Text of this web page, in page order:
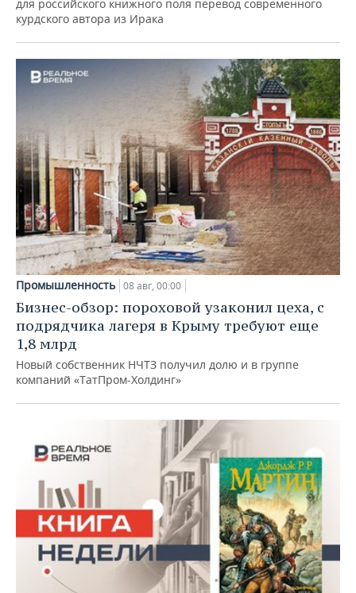
для российского книжного поля перевод современного
курдского автора из Ирака
Промышленность 08 авг, 00:00
Бизнес-обзор: пороховой узаконил цеха, с
подрядчика лагеря в Крыму требуют еще
1,8 млрд
Новый собственник НЧТЗ получил долю и в группе
компаний «ТатПром-Холдинг»